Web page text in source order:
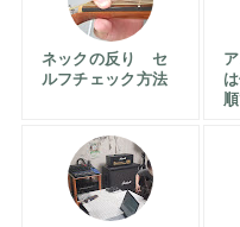
ネックの反り セ
ルフチェック方法